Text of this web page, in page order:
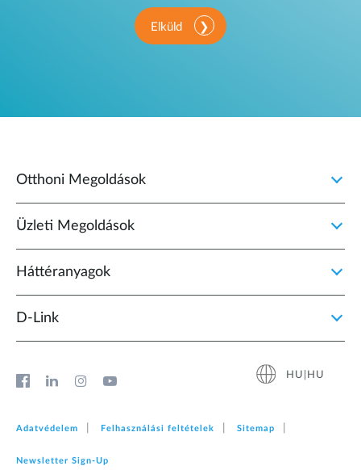
Elküld
Otthoni Megoldások
Üzleti Megoldások
Háttéranyagok
D‑Link
HU|HU
Adatvédelem Felhasználási feltételek Sitemap
Newsletter Sign‑Up